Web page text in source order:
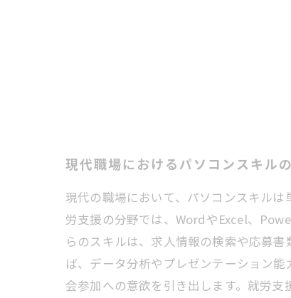
現代職場におけるパソコンスキル
現代の職場において、パソコンスキル
労支援の分野では、WordやExcel、
らのスキルは、求人情報の検索や応募
ば、データ分析やプレゼンテーション
会参加への意欲を引き出します。就労